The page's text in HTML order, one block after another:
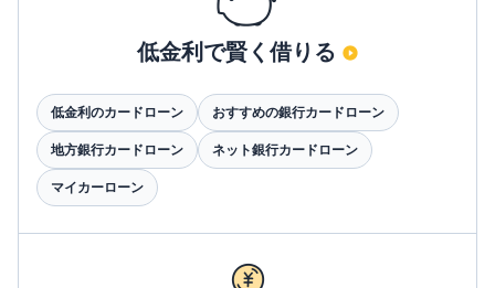
低金利で賢く借りる
低金利のカードローン おすすめの銀行カードローン
地方銀行カードローン ネット銀行カードローン
マイカーローン